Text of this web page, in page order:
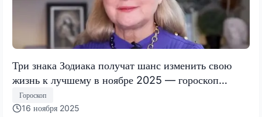
Три знака Зодиака получат шанс изменить свою
жизнь к лучшему в ноябре 2025 — гороскоп
Тамары Глобы
Гороскоп
16 ноября 2025